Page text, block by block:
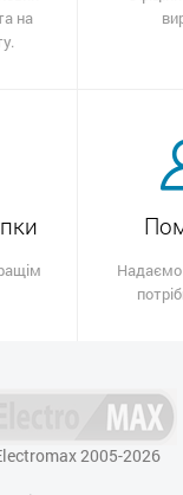
на
Надаємо
2005-2026